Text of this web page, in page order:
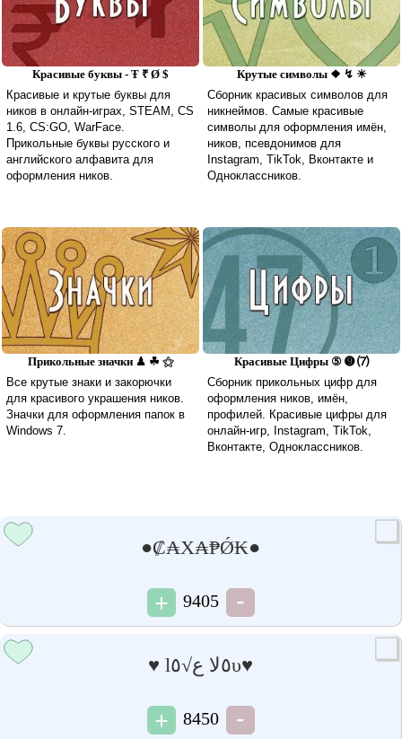
Красивые буквы - Ŧ ₹ Ø $
Красивые и крутые буквы для
ников в онлайн-играх, STEAM, CS
1.6, CS:GO, WarFace.
Прикольные буквы русского и
английского алфавита для
оформления ников.
Крутые символы ❖ ↯ ☀
Сборник красивых символов для
никнеймов. Самые красивые
символы для оформления имён,
ников, псевдонимов для
Instagram, TikTok, Вконтакте и
Одноклассников.
Прикольные значки ♟ ☘ ⚝
Все крутые знаки и закорючки
для красивого украшения ников.
Значки для оформления папок в
Windows 7.
Красивые Цифры ⑤ ➒ ⑺
Сборник прикольных цифр для
оформления ников, имён,
профилей. Красивые цифры для
онлайн-игр, Instagram, TikTok,
Вконтакте, Одноклассников.
●₡₳Х₳₱Ǿ₭●
9405
♥ l٥ﻻ ﻉ√٥υ♥
8450